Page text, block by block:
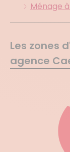
Ménage
Les zones
agence
Amaye Sur
Banneville